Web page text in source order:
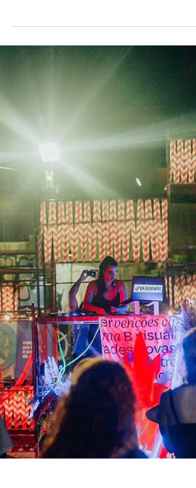
#OcupaMIA acontece
neste sábado na Praça
dos Imigrantes em
Poços de Caldas
Edição integra a programação do Festival de
Inverno Neste sábado, a partir das 16h, a MIA
(Mostra Integrada de Artes) ocupa mais uma